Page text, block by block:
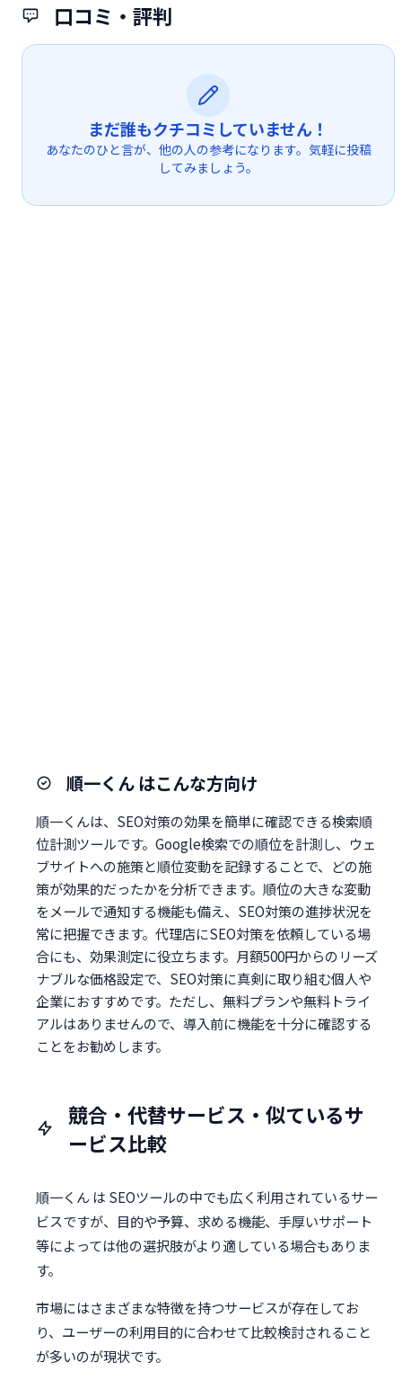
口コミ・評判
まだ誰もクチコミしていません！
あなたのひと言が、他の人の参考になります。気軽に投稿
してみましょう。
順一くん はこんな方向け
順一くんは、SEO対策の効果を簡単に確認できる検索順
位計測ツールです。Google検索での順位を計測し、ウェ
ブサイトへの施策と順位変動を記録することで、どの施
策が効果的だったかを分析できます。順位の大きな変動
をメールで通知する機能も備え、SEO対策の進捗状況を
常に把握できます。代理店にSEO対策を依頼している場
合にも、効果測定に役立ちます。月額500円からのリーズ
ナブルな価格設定で、SEO対策に真剣に取り組む個人や
企業におすすめです。ただし、無料プランや無料トライ
アルはありませんので、導入前に機能を十分に確認する
ことをお勧めします。
競合・代替サービス・似ているサ
ービス比較
順一くん は SEOツールの中でも広く利用されているサー
ビスですが、目的や予算、求める機能、手厚いサポート
等によっては他の選択肢がより適している場合もありま
す。
市場にはさまざまな特徴を持つサービスが存在してお
り、ユーザーの利用目的に合わせて比較検討されること
が多いのが現状です。